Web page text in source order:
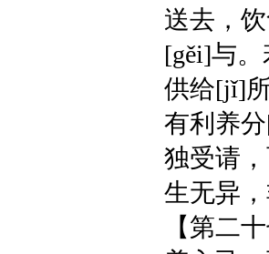
送去，
[gěi]与
供给[jǐ]
有利养
独受请
生无异
【第二